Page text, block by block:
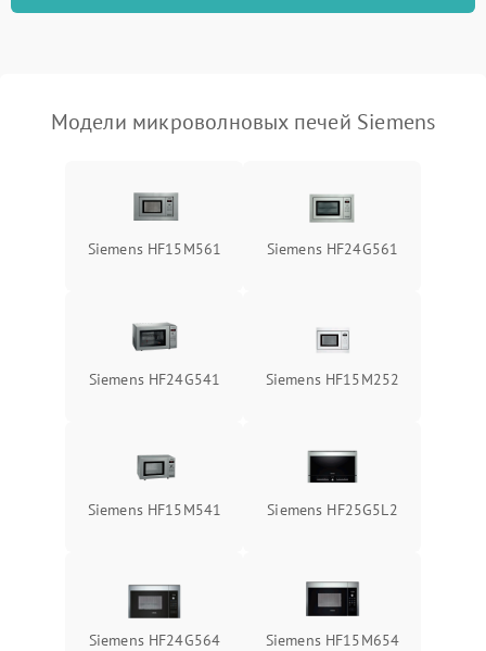
Сломался трансформатор Подробнее →
Модели микроволновых печей Siemens
Siemens HF15M561 Siemens HF24G561
Siemens HF24G541 Siemens HF15M252
Siemens HF15M541 Siemens HF25G5L2
Siemens HF24G564 Siemens HF15M654